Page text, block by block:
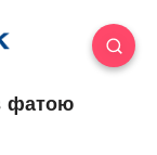
фатою